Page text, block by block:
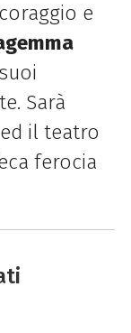
e
Sarà
il teatro
ferocia